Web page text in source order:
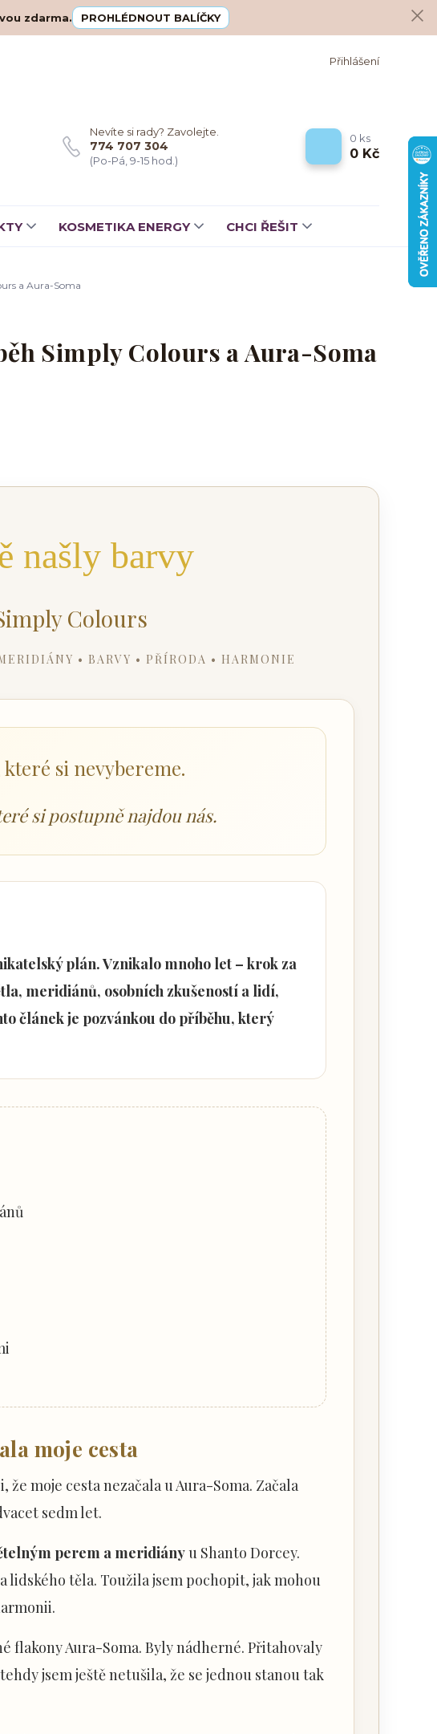
zdarma. PROHLÉDNOUT BALÍČKY
Přihlášení
Nevíte si rady? Zavolejte.
774 707 304
(Po-Pá, 9-15 hod.)
0 ks
0 Kč
KOSMETIKA ENERGY CHCI ŘEŠIT
a Aura-Soma
Simply Colours a Aura-Soma
našly barvy
Colours
• BARVY • PŘÍRODA • HARMONIE
si nevybereme.
si postupně najdou nás.
plán. Vznikalo mnoho let – krok za
meridiánů, osobních zkušeností a lidí,
článek je pozvánkou do příběhu, který
moje cesta
moje cesta nezačala u Aura-Soma. Začala
sedm let.
perem a meridiányu Shanto Dorcey.
lidského těla. Toužila jsem pochopit, jak mohou
flakony Aura-Soma. Byly nádherné. Přitahovaly
jsem ještě netušila, že se jednou stanou tak